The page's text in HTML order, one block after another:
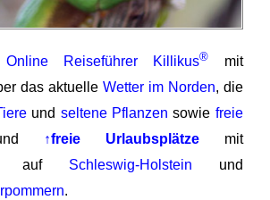
Online Reiseführer Killikus®
mit
das aktuelle Wetter im Norden, die
und seltene Pflanzen sowie freie
↑freie Urlaubsplätzemit
auf Schleswig-Holstein und
.